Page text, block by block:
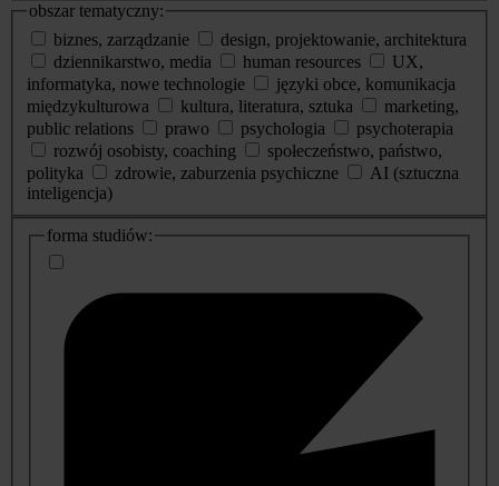
obszar tematyczny:
biznes, zarządzanie
design, projektowanie, architektura
dziennikarstwo, media
human resources
UX,
informatyka, nowe technologie
języki obce, komunikacja
międzykulturowa
kultura, literatura, sztuka
marketing,
public relations
prawo psychologia
psychoterapia
rozwój osobisty, coaching
społeczeństwo, państwo,
polityka
zdrowie, zaburzenia psychiczne
AI (sztuczna
inteligencja)
dodatkowe
informacje
forma studiów: